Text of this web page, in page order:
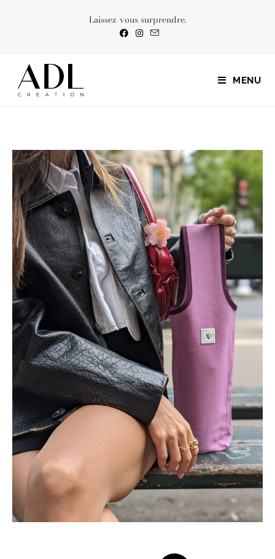
Laissez-vous surprendre.
MENU